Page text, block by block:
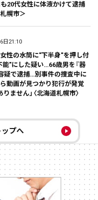
20代女性に体液かけて逮捕
幌市＞
日21:10
性の水筒に"下半身"を押し付
能"にした疑い…66歳男を『器
疑で逮捕…別事件の捜査中に
動画が見つかり犯行が発覚
りません」〈北海道札幌市〉
ップへ